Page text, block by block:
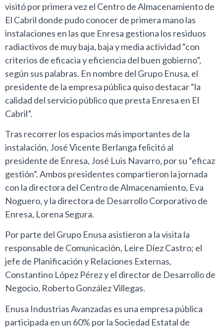
visitó por primera vez el Centro de Almacenamiento de
El Cabril donde pudo conocer de primera mano las
instalaciones en las que Enresa gestiona los residuos
radiactivos de muy baja, baja y media actividad “con
criterios de eficacia y eficiencia del buen gobierno”,
según sus palabras. En nombre del Grupo Enusa, el
presidente de la empresa pública quiso destacar “la
calidad del servicio público que presta Enresa en El
Cabril”.
Tras recorrer los espacios más importantes de la
instalación, José Vicente Berlanga felicitó al
presidente de Enresa, José Luis Navarro, por su “eficaz
gestión”. Ambos presidentes compartieron la jornada
con la directora del Centro de Almacenamiento, Eva
Noguero, y la directora de Desarrollo Corporativo de
Enresa, Lorena Segura.
Por parte del Grupo Enusa asistieron a la visita la
responsable de Comunicación, Leire Díez Castro; el
jefe de Planificación y Relaciones Externas,
Constantino López Pérez y el director de Desarrollo de
Negocio, Roberto González Villegas.
Enusa Industrias Avanzadas es una empresa pública
participada en un 60% por la Sociedad Estatal de